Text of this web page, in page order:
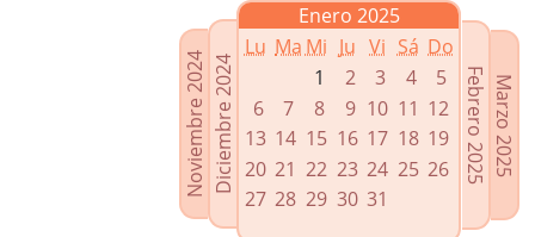
Enlaces relacionados
Agenda de Presidencia
Plenos provinciales y Juntas de gobierno
Oficina de Proyectos Europeos
Noviembre 2024Diciembre 2024
Enero 2025
Lu Ma Mi Ju Vi Sá Do
1
2 3 4
5
6
7 8 9 10 11 12
13 14 15 16 17 18 19
20 21 22 23 24 25 26
27 28 29 30 31
Marzo 2025
Febrero 2025